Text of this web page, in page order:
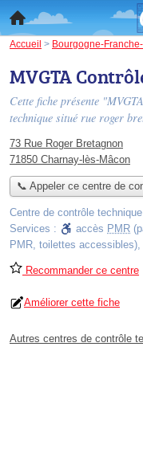
Accueil > Bourgogne-
MVGTA
Cette fiche présente
technique situé rue roger
73 Rue Roger Bretagnon
71850 Charnay-lès-Mâcon
📞 Appeler ce centre de
Centre de contrôle technique
Services :
accès PMR
PMR, toilettes accessibles),
Recommander ce centre
Améliorer cette fiche
Autres centres de contrôle